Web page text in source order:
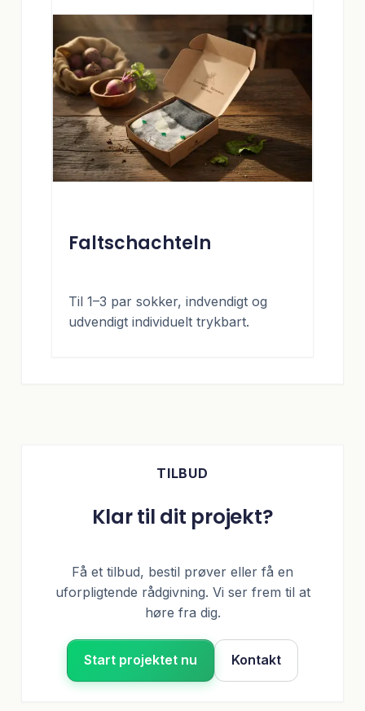
Faltschachteln
Til 1–3 par sokker, indvendigt og
udvendigt individuelt trykbart.
TILBUD
Klar til dit projekt?
Få et tilbud, bestil prøver eller få en
uforpligtende rådgivning. Vi ser frem til at
høre fra dig.
Start projektet nu Kontakt